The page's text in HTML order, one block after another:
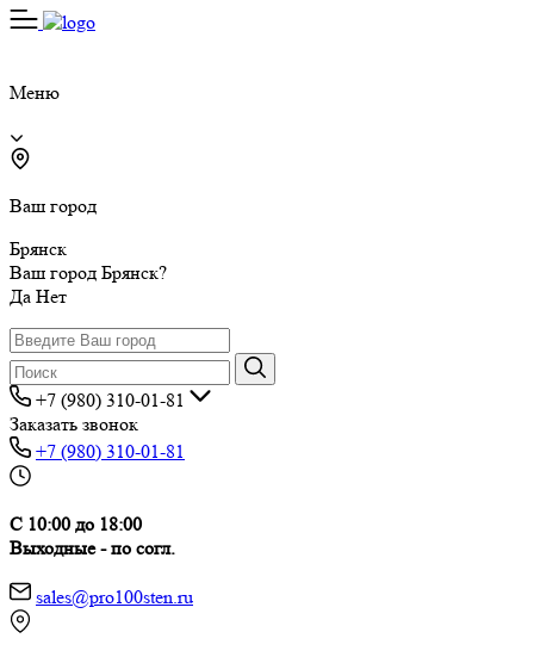
Меню
Ваш город
Брянск
Ваш город Брянск?
Да Нет
+7 (980) 310-01-81
Заказать звонок
+7 (980) 310-01-81
С 10:00 до 18:00
Выходные - по согл.
sales@pro100sten.ru